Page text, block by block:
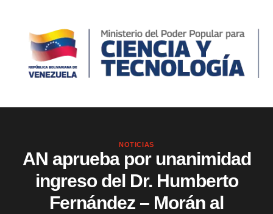
NOTICIAS
AN aprueba por unanimidad
ingreso del Dr. Humberto
Fernández – Morán al